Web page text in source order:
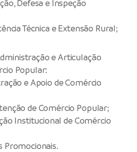
Defesa e Inspeção
Técnica e Extensão Rural;
e Articulação
Popular:
e Apoio de Comércio
de Comércio Popular;
Institucional de Comércio
Promocionais.